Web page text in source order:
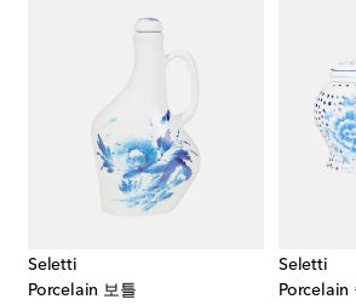
Seletti
Porcelain 보틀
Seletti
Porcelain